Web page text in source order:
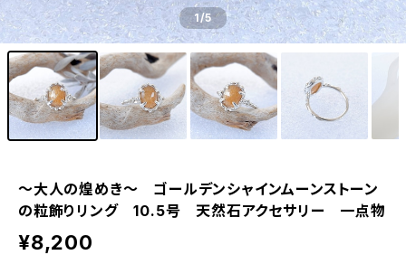
1/5
～大人の煌めき～ ゴールデンシャインムーンストーン
の粒飾りリング 10.5号 天然石アクセサリー 一点物
¥8,200